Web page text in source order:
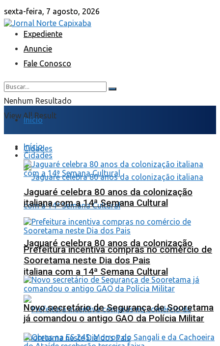
sexta-feira, 7 agosto, 2026
Expediente
Anuncie
Fale Conosco
Nenhum Resultado
View All Result
Início
Cidades
Jaguaré celebra 80 anos da colonização
italiana com a 14ª Semana Cultural
Início
Cidades
Jaguaré celebra 80 anos da colonização
italiana com a 14ª Semana Cultural
Prefeitura incentiva compras no comércio de
Sooretama neste Dia dos Pais
Novo secretário de Segurança de Sooretama
já comandou o antigo GAO da Polícia Militar